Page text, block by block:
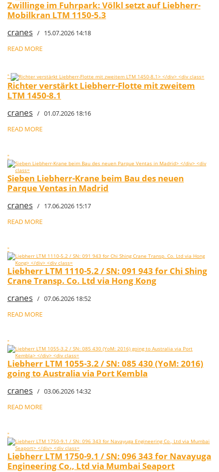
Zwillinge im Fuhrpark: Völkl setzt auf Liebherr-
Mobilkran LTM 1150-5.3
cranes / 15.07.2026 14:18
READ MORE
"
Richter verstärkt Liebherr-Flotte mit zweitem
LTM 1450-8.1
cranes / 01.07.2026 18:16
READ MORE
"
Sieben Liebherr-Krane beim Bau des neuen
Parque Ventas in Madrid
cranes / 17.06.2026 15:17
READ MORE
"
Liebherr LTM 1110-5.2 / SN: 091 943 for Chi Shing
Crane Transp. Co. Ltd via Hong Kong
cranes / 07.06.2026 18:52
READ MORE
"
Liebherr LTM 1055-3.2 / SN: 085 430 (YoM: 2016)
going to Australia via Port Kembla
cranes / 03.06.2026 14:32
READ MORE
"
Liebherr LTM 1750-9.1 / SN: 096 343 for Navayuga
Engineering Co., Ltd via Mumbai Seaport